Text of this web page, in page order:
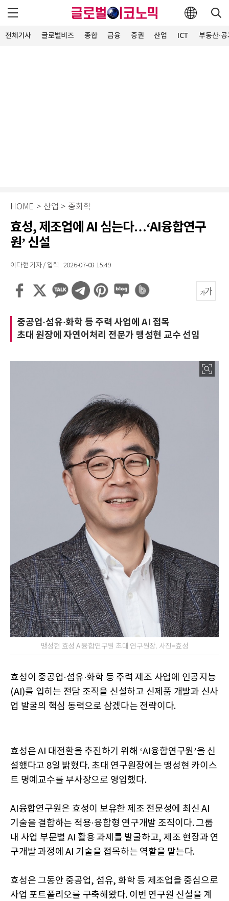
전체기사 글로벌비즈 종합 금융 증권 산업 ICT 부동산·
HOME > 산업 > 중화학
효성, 제조업에 AI 심는다…‘AI융합연구
원’ 신설
이다현 기자 / 입력 : 2026-07-08 15:49
중공업·섬유·화학 등 주력 사업에 AI 접목
초대 원장에 자연어처리 전문가 맹성현 교수 선임
맹성현 효성 AI융합연구원 초대 연구원장. 사진=효성
효성이 중공업·섬유·화학 등 주력 제조 사업에 인공지능
(AI)를 입히는 전담 조직을 신설하고 신제품 개발과 신사
업 발굴의 핵심 동력으로 삼겠다는 전략이다.
효성은 AI 대전환을 추진하기 위해 ‘AI융합연구원’을 신
설했다고 8일 밝혔다. 초대 연구원장에는 맹성현 카이스
트 명예교수를 부사장으로 영입했다.
AI융합연구원은 효성이 보유한 제조 전문성에 최신 AI
기술을 결합하는 적용·융합형 연구개발 조직이다. 그룹
내 사업 부문별 AI 활용 과제를 발굴하고, 제조 현장과 연
구개발 과정에 AI 기술을 접목하는 역할을 맡는다.
효성은 그동안 중공업, 섬유, 화학 등 제조업을 중심으로
사업 포트폴리오를 구축해왔다. 이번 연구원 신설을 계